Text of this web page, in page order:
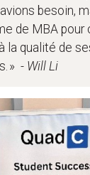
besoin,
de MBA pour
la qualité de
» - Will Li